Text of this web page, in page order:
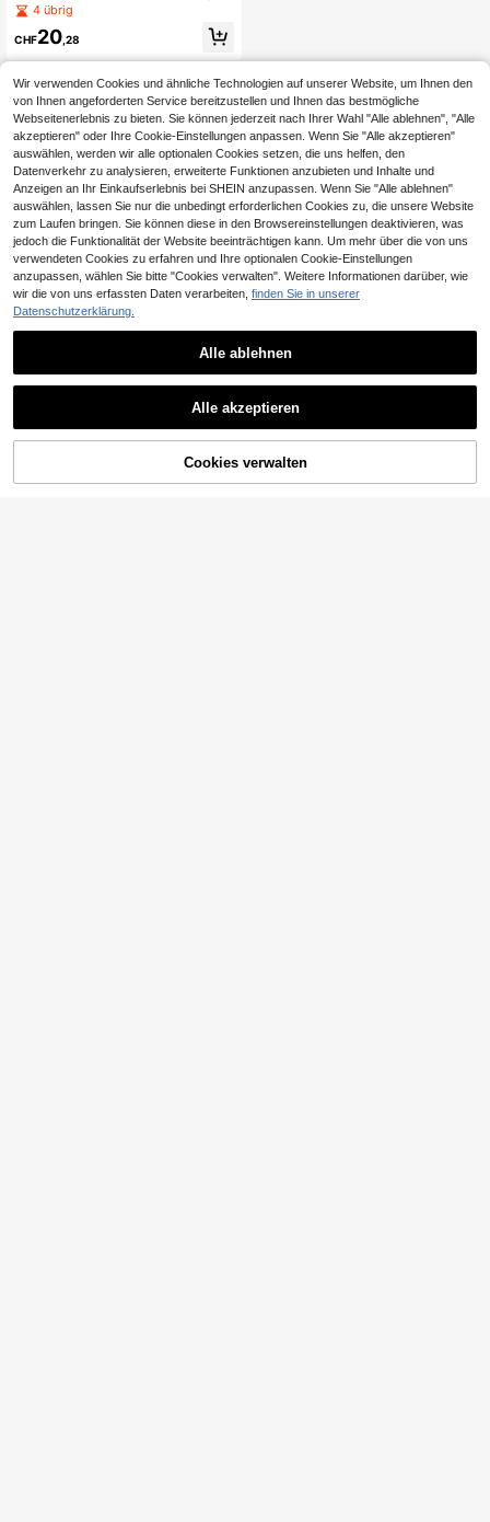
u, armegrün, vielseitig, lässig, Slip-
On, leicht, höhenvergrößernd, weic
h und bequem, für College und Pen
4 übrig
CHF20 ,28
ZUM WARENKORB HINZUFÜGEN
Wir verwenden Cookies und ähnliche Technologien auf unserer Website, um Ihnen den
von Ihnen angeforderten Service bereitzustellen und Ihnen das bestmögliche
Webseitenerlebnis zu bieten. Sie können jederzeit nach Ihrer Wahl "Alle ablehnen", "Alle
akzeptieren" oder Ihre Cookie-Einstellungen anpassen. Wenn Sie "Alle akzeptieren"
auswählen, werden wir alle optionalen Cookies setzen, die uns helfen, den
Datenverkehr zu analysieren, erweiterte Funktionen anzubieten und Inhalte und
Anzeigen an Ihr Einkaufserlebnis bei SHEIN anzupassen. Wenn Sie "Alle ablehnen"
auswählen, lassen Sie nur die unbedingt erforderlichen Cookies zu, die unsere Website
zum Laufen bringen. Sie können diese in den Browsereinstellungen deaktivieren, was
jedoch die Funktionalität der Website beeinträchtigen kann. Um mehr über die von uns
verwendeten Cookies zu erfahren und Ihre optionalen Cookie-Einstellungen
anzupassen, wählen Sie bitte "Cookies verwalten". Weitere Informationen darüber, wie
wir die von uns erfassten Daten verarbeiten, finden Sie in unserer
Datenschutzerklärung.
Alle ablehnen
Alle akzeptieren
Cookies verwalten